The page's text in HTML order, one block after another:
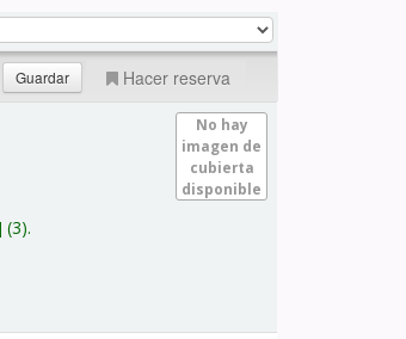
Hacer reserva
No hay
imagen de
cubierta
disponible
(3).